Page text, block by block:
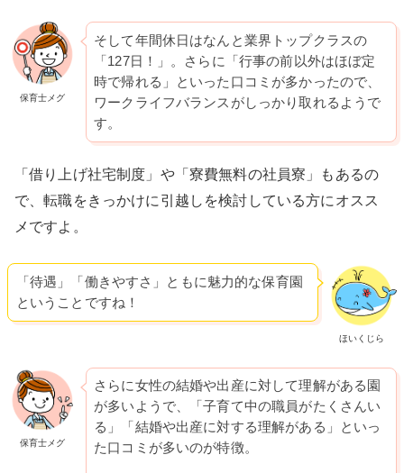
保育士メグ
そして年間休日はなんと業界トップクラスの
「127日！」。さらに「行事の前以外はほぼ定
時で帰れる」といった口コミが多かったので、
ワークライフバランスがしっかり取れるようで
す。
「借り上げ社宅制度」や「寮費無料の社員寮」もあるの
で、転職をきっかけに引越しを検討している方にオスス
メですよ。
ほいくじら
「待遇」「働きやすさ」ともに魅力的な保育園
ということですね！
保育士メグ
さらに女性の結婚や出産に対して理解がある園
が多いようで、「子育て中の職員がたくさんい
る」「結婚や出産に対する理解がある」といっ
た口コミが多いのが特徴。